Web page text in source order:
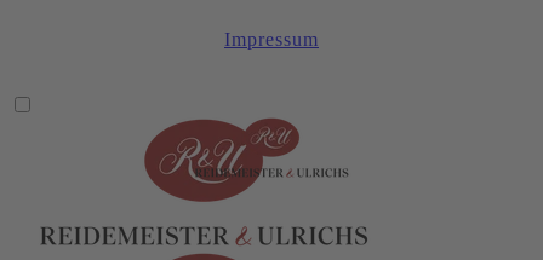
Impressum